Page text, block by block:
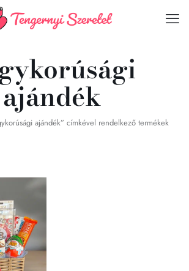
ajándék
ajándék” címkével rendelkező termékek